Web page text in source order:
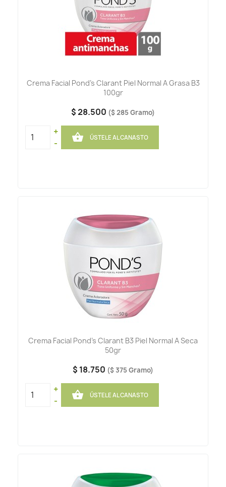
Crema Facial Pond's Clarant Piel Normal A Grasa B3
100gr
$ 28.500 ($ 285 Gramo)
+
-
 ÚSTELE AL CANASTO
Crema Facial Pond's Clarant B3 Piel Normal A Seca
50gr
$ 18.750 ($ 375 Gramo)
+
-
 ÚSTELE AL CANASTO